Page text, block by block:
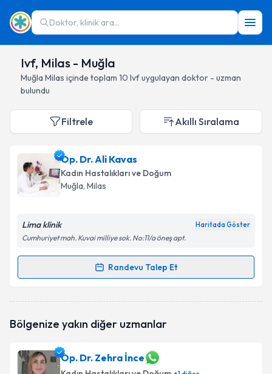
Doktor, klinik ara...
Ivf, Milas - Muğla
Muğla Milas içinde toplam 10 Ivfuygulayan doktor - uzman
bulundu
Filtrele Akıllı Sıralama
Op. Dr. Ali Kavas
Kadın Hastalıkları ve Doğum
Muğla, Milas
Lima klinik Haritada Göster
Cumhuriyet mah. Kuvai milliye sok. No:11/a öneş apt.
Randevu Talep Et
Randevu Takvimi Talebi
oluşturun. Size bu uzmandan randevu almanız için bir
E-posta Adresiniz
Bölgenize yakın diğer uzmanlar
Op. Dr. Zehra İnce